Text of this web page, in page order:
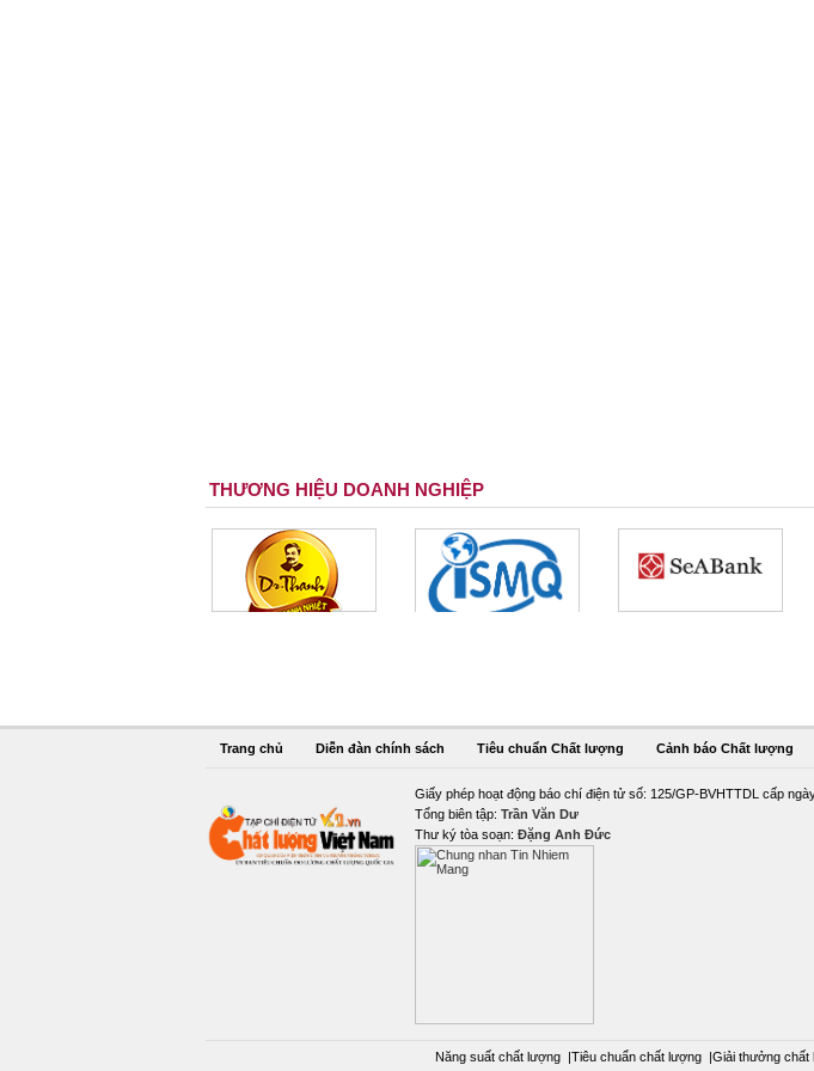
THƯƠNG HIỆU DOANH NGHIỆP
Trang chủ Diễn đàn chính sách Tiêu chuẩn Chất lượng Cảnh báo Chất lượng
Giấy phép hoạt động báo chí điện tử số: 125/GP-BVHTTDL cấp
Tổng biên tập: Trần Văn Dư
Thư ký tòa soạn: Đặng Anh Đức
Năng suất chất lượng |Tiêu chuẩn chất lượng |Giải thưởng chất